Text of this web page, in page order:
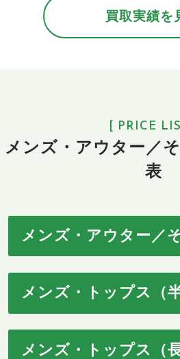
買取実績を
[ PRICE
メンズ・アウター／
表
メンズ・アウター／
メンズ・トップス（半
メンズ・トップス（長